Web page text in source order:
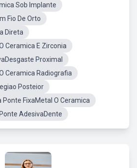
Sob Implante
Fio De Orto
Direta
Ceramica E Zirconia
Proximal
Ceramica Radiografia
Posteior
Ponte FixaMetal O Ceramica
Ponte AdesivaDente